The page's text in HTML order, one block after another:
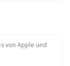
von Apple und